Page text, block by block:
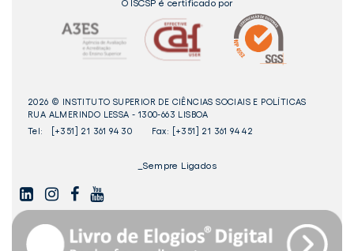
O ISCSP é certificado por
2026 © INSTITUTO SUPERIOR DE CIÊNCIAS SOCIAIS E POLÍTICAS
RUA ALMERINDO LESSA - 1300-663 LISBOA
Tel:
[+351] 21 361 94 30 Fax: [+351] 21 361 94 42
_Sempre Ligados
LINKEDININSTAGAMFACEBOOK
YOUTUBE